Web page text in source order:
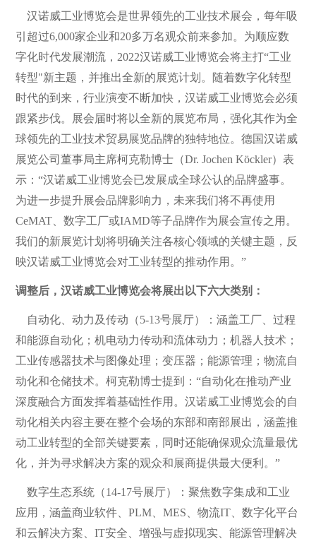
汉诺威工业博览会是世界领先的工业技术展会，每年吸
引超过6,000家企业和20多万名观众前来参加。为顺应数
字化时代发展潮流，2022汉诺威工业博览会将主打“工业
转型"新主题，并推出全新的展览计划。随着数字化转型
时代的到来，行业演变不断加快，汉诺威工业博览会必须
跟紧步伐。展会届时将以全新的展览布局，强化其作为全
球领先的工业技术贸易展览品牌的独特地位。德国汉诺威
展览公司董事局主席柯克勒博士（Dr. Jochen Köckler）表
示：“汉诺威工业博览会已发展成全球公认的品牌盛事。
为进一步提升展会品牌影响力，未来我们将不再使用
CeMAT、数字工厂或IAMD等子品牌作为展会宣传之用。
我们的新展览计划将明确关注各核心领域的关键主题，反
映汉诺威工业博览会对工业转型的推动作用。”
调整后，汉诺威工业博览会将展出以下六大类别：
自动化、动力及传动（5-13号展厅）：涵盖工厂、过程
和能源自动化；机电动力传动和流体动力；机器人技术；
工业传感器技术与图像处理；变压器；能源管理；物流自
动化和仓储技术。柯克勒博士提到：“自动化在推动产业
深度融合方面发挥着基础性作用。汉诺威工业博览会的自
动化相关内容主要在整个会场的东部和南部展出，涵盖推
动工业转型的全部关键要素，同时还能确保观众流量最优
化，并为寻求解决方案的观众和展商提供最大便利。”
数字生态系统（14-17号展厅）：聚焦数字集成和工业
应用，涵盖商业软件、PLM、MES、物流IT、数字化平台
和云解决方案、IT安全、增强与虚拟现实、能源管理解决